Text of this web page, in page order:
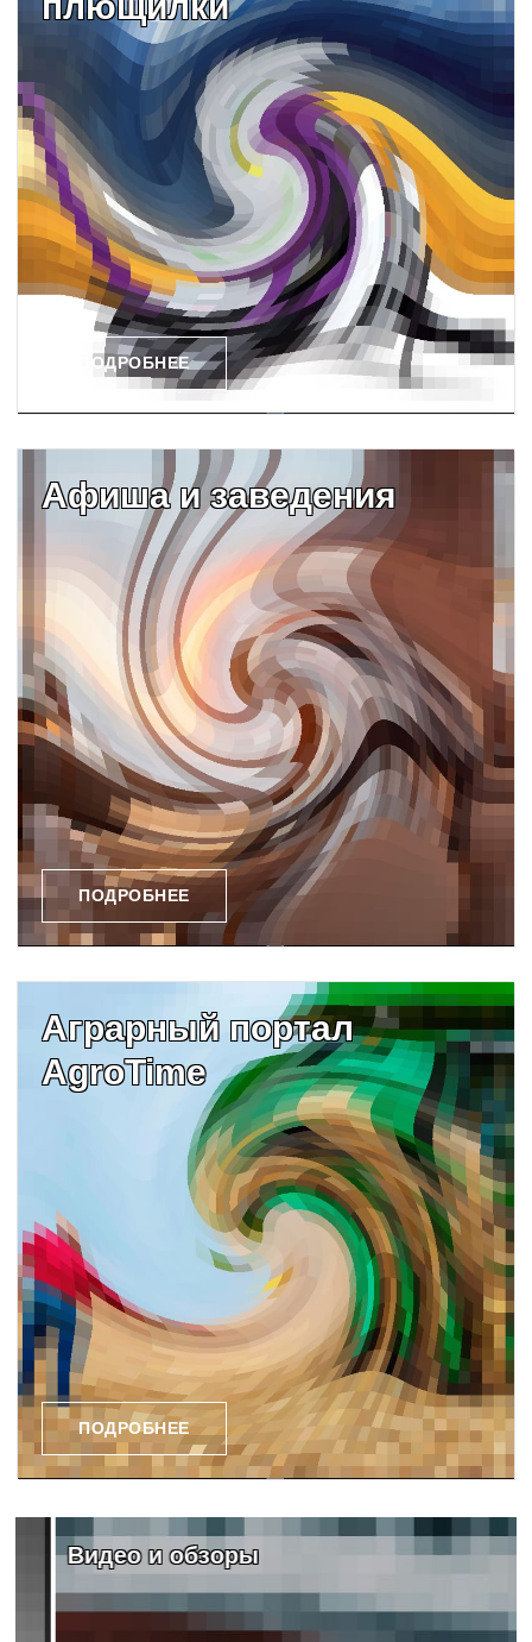
ПОДРОБНЕЕ
Афиша и заведения
ПОДРОБНЕЕ
Аграрный портал
AgroTime
ПОДРОБНЕЕ
Видео и обзоры